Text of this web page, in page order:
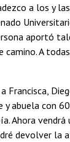
a los y
aportó
camino. A
Francisca,
abuela con
Ahora
devolver la